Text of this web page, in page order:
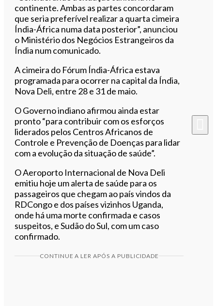
continente. Ambas as partes concordaram
que seria preferível realizar a quarta cimeira
Índia-África numa data posterior”, anunciou
o Ministério dos Negócios Estrangeiros da
Índia num comunicado.
A cimeira do Fórum Índia-África estava
programada para ocorrer na capital da Índia,
Nova Deli, entre 28 e 31 de maio.
O Governo indiano afirmou ainda estar
pronto “para contribuir com os esforços
liderados pelos Centros Africanos de
Controle e Prevenção de Doenças para lidar
com a evolução da situação de saúde”.
O Aeroporto Internacional de Nova Deli
emitiu hoje um alerta de saúde para os
passageiros que chegam ao país vindos da
RDCongo e dos países vizinhos Uganda,
onde há uma morte confirmada e casos
suspeitos, e Sudão do Sul, com um caso
confirmado.
CONTINUE A LER APÓS A PUBLICIDADE